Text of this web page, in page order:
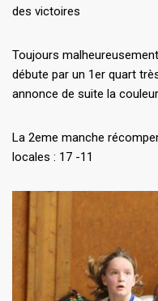
des victoires
Toujours
débute par un 1er quart
annonce de suite la
La 2eme manche
locales : 17 -11